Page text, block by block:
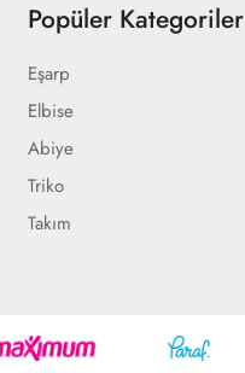
Popüler Kategoriler
Eşarp
Elbise
Abiye
Triko
Takım